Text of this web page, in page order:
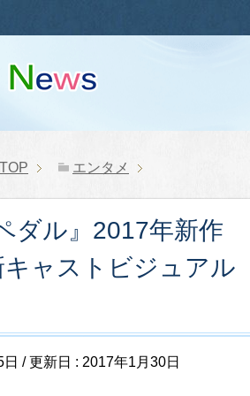
TOP エンタメ
ダル』2017年新作
ャストビジュアル
/ 更新日 : 2017年1月30日